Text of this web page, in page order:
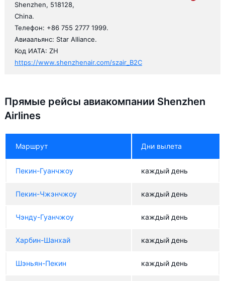
Shenzhen, 518128,
China.
Телефон: +86 755 2777 1999.
Авиаальянс: Star Alliance.
Код ИАТА: ZH
https://www.shenzhenair.com/szair_B2C
Прямые рейсы авиакомпании Shenzhen
Airlines
Маршрут Дни вылета
Пекин-Гуанчжоу каждый день
Пекин-Чжэнчжоу каждый день
Чэнду-Гуанчжоу каждый день
Харбин-Шанхай каждый день
Шэньян-Пекин каждый день